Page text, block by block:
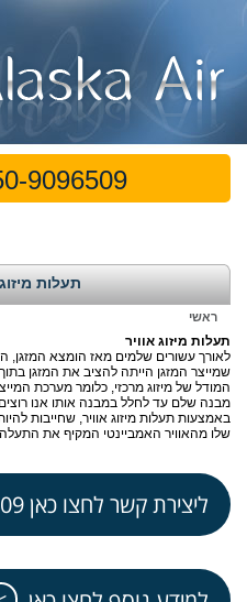
9096509
תעלות
ראשי
תעלות מיזוג אוויר
לאורך עשורים שלמים מאז הומצא המזגן,
שמייצר המזגן הייתה להציב את המזגן
המודל של מיזוג מרכזי, כלומר מערכת
מבנה שלם עד לחלל במבנה אותו אנו
באמצעות תעלות מיזוג אוויר, שחייבות
שלו מהאוויר האמביינטי המקיף את התעלה
ליצירת קשר לחצו כאן 050-9096509